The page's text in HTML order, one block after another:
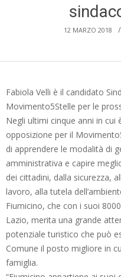
12 MARZO 2018
Fabiola Velli è il candidato
Movimento5Stelle per le
Negli ultimi cinque anni in cui
opposizione per il
di apprendere le modalità di
amministrativa e capire
dei cittadini, dalla sicurezza,
lavoro, alla tutela
Fiumicino, che con i suoi
Lazio, merita una grande
potenziale turistico che può
Comune il posto migliore in
famiglia.